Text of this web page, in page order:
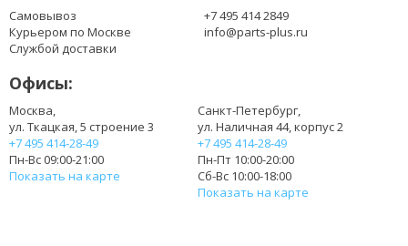
PSAB-L205C
PSAB-L206A
Самовывоз
Курьером по Москве
Службой доставки
+7 495 414 2849
info@parts-plus.ru
Офисы:
Москва,
ул. Ткацкая, 5 строение 3
+7 495 414-28-49
Пн-Вс 09:00-21:00
Показать на карте
Санкт-Петербург,
ул. Наличная 44, корпус 2
+7 495 414-28-49
Пн-Пт 10:00-20:00
Сб-Вс 10:00-18:00
Показать на карте